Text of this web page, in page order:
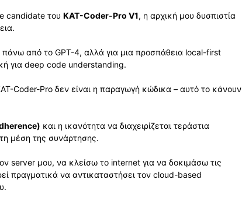
candidate του KAT-Coder-Pro V1, η αρχική μου δυσπιστία
από το GPT-4, αλλά για μια προσπάθεια local-first
για deep code understanding.
Coder-Pro δεν είναι η παραγωγή κώδικα – αυτό το κάνουν
και η ικανότητα να διαχειρίζεται τεράστια
μέση της συνάρτησης.
server μου, να κλείσω το internet για να δοκιμάσω τις
πραγματικά να αντικαταστήσει τον cloud-based